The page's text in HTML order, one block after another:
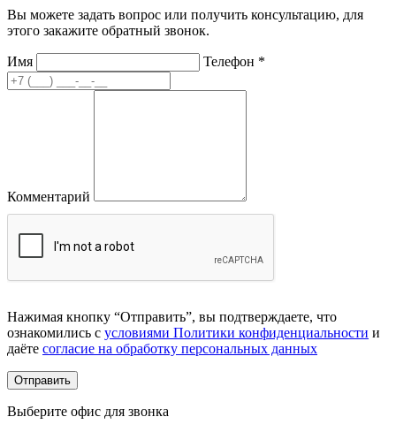
Вы можете задать вопрос или получить консультацию, для
этого закажите обратный звонок.
Имя Телефон *
Комментарий
Нажимая кнопку “Отправить”, вы подтверждаете, что
ознакомились с условиями Политики конфиденциальности и
даёте согласие на обработку персональных данных
Выберите офис для звонка